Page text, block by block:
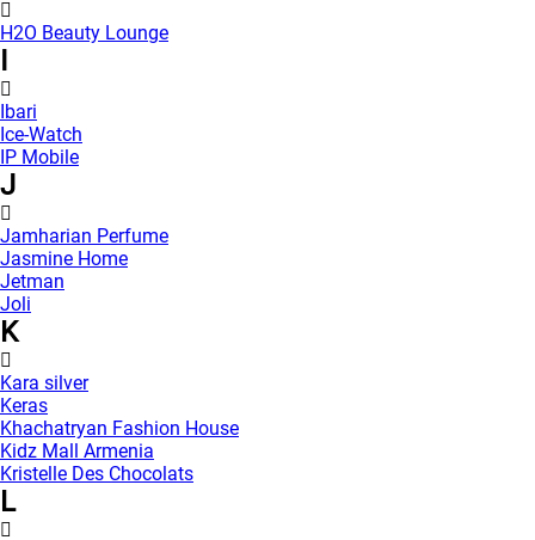
H2O Beauty Lounge
Ibari
Ice-Watch
IP Mobile
J
Jamharian Perfume
Jasmine Home
Jetman
Joli
K
Kara silver
Keras
Khachatryan Fashion House
Kidz Mall Armenia
Kristelle Des Chocolats
L